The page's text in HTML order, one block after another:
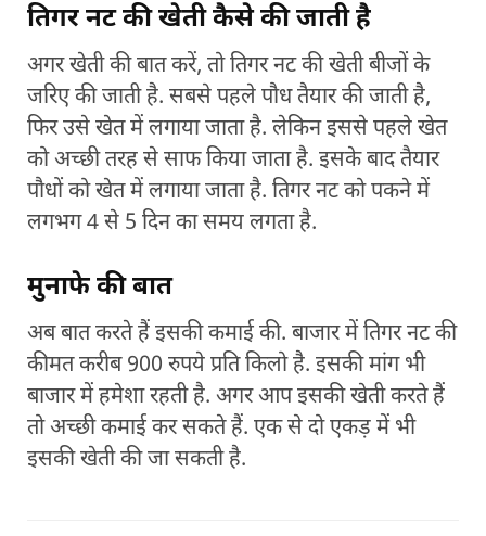
तिगर नट की खेती कैसे की जाती है
अगर खेती की बात करें, तो तिगर नट की खेती बीजों के
जरिए की जाती है. सबसे पहले पौध तैयार की जाती है,
फिर उसे खेत में लगाया जाता है. लेकिन इससे पहले खेत
को अच्छी तरह से साफ किया जाता है. इसके बाद तैयार
पौधों को खेत में लगाया जाता है. तिगर नट को पकने में
लगभग 4 से 5 दिन का समय लगता है.
मुनाफे की बात
अब बात करते हैं इसकी कमाई की. बाजार में तिगर नट की
कीमत करीब 900 रुपये प्रति किलो है. इसकी मांग भी
बाजार में हमेशा रहती है. अगर आप इसकी खेती करते हैं
तो अच्छी कमाई कर सकते हैं. एक से दो एकड़ में भी
इसकी खेती की जा सकती है.